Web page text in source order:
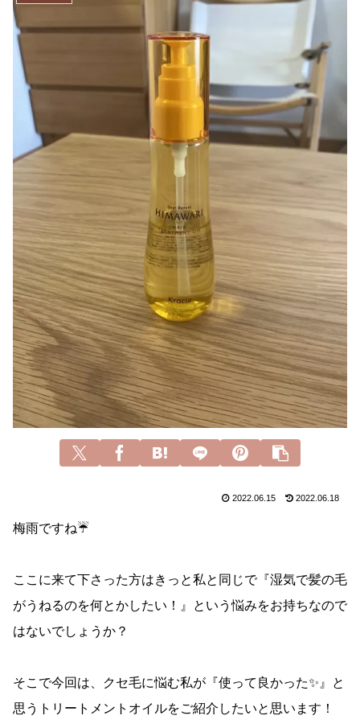
2022.06.15 2022.06.18
梅雨ですね☔️
ここに来て下さった方はきっと私と同じで『湿気で髪の毛
がうねるのを何とかしたい！』という悩みをお持ちなので
はないでしょうか？
そこで今回は、クセ毛に悩む私が『使って良かった✨』と
思うトリートメントオイルをご紹介したいと思います！